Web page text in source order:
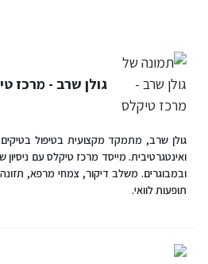
גולן שרב - מרכז
גולן שרב, מתמקד מקצועית בטיפול
ובמבוגרים. משלב דיקור, צמחי מרפא, תזונה
תופעות לוואי.